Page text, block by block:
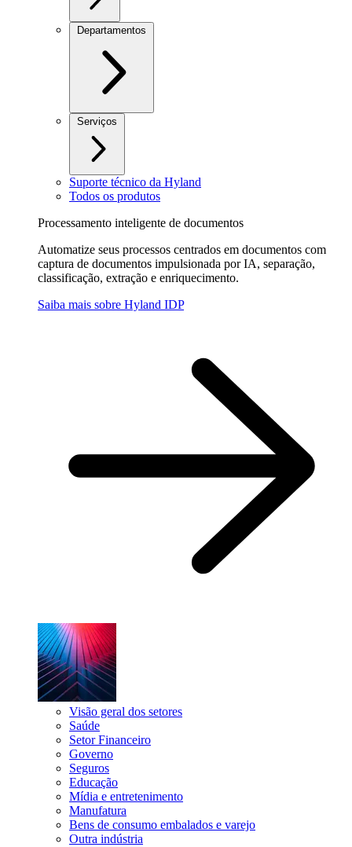
Departamentos
Serviços
Suporte técnico da Hyland
Todos os produtos
Processamento inteligente de documentos
Automatize seus processos centrados em documentos com
captura de documentos impulsionada por IA, separação,
classificação, extração e enriquecimento.
Saiba mais sobre Hyland IDP
Visão geral dos setores
Saúde
Setor Financeiro
Governo
Seguros
Educação
Mídia e entretenimento
Manufatura
Bens de consumo embalados e varejo
Outra indústria